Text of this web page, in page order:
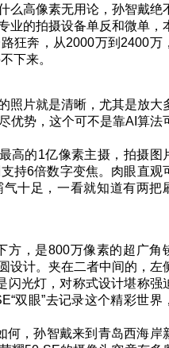
么高像素无用论，孙智戴绝
业的拍摄设备单反和微单，
狂奔，从2000万到2400万
下来。
照片就是清晰，尤其是放大
优势，这个可不是靠AI算法
高的1亿像素主摄，拍摄图
持6倍数字变焦。肉眼直观
十足，一看就知道有两把
方，是800万像素的超广角
设计。夹在二者中间的，左
闪光灯，对称式设计堪称强
双眼”去记录这个精彩世界
何，孙智戴来到青岛西海岸